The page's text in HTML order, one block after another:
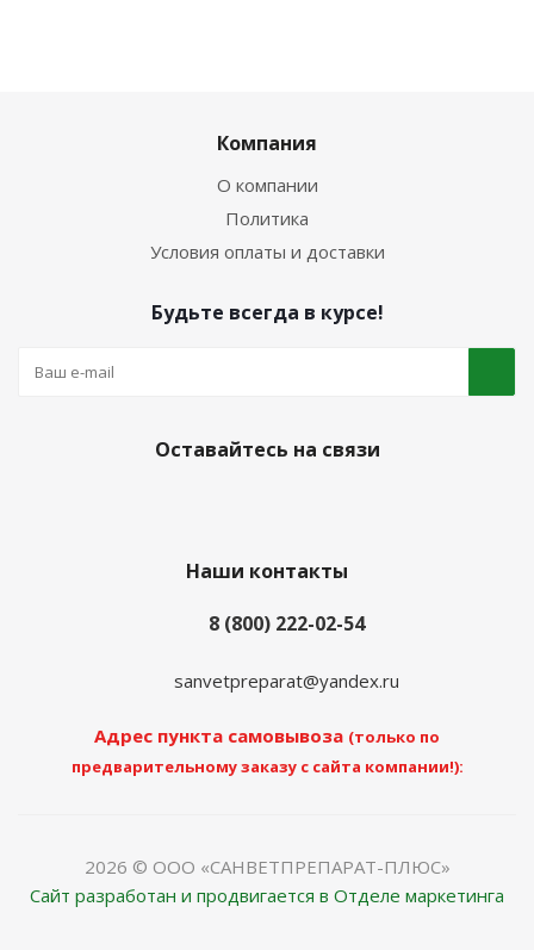
Компания
О компании
Политика
Условия оплаты и доставки
Будьте всегда в курсе!
Оставайтесь на связи
Наши контакты
8 (800) 222-02-54
sanvetpreparat@yandex.ru
Адрес пункта самовывоза (только по
предварительному заказу с сайта компании!):
2026 © ООО «САНВЕТПРЕПАРАТ-ПЛЮС»
Сайт разработан и продвигается в Отделе маркетинга